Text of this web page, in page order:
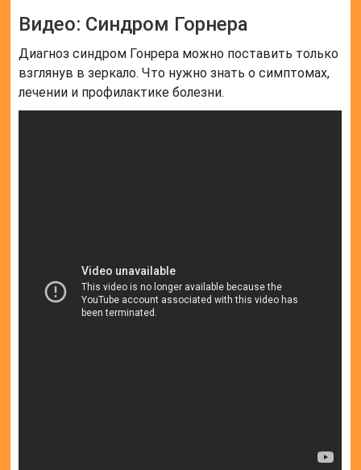
Видео: Синдром Горнера
Диагноз синдром Гонрера можно поставить только
взглянув в зеркало. Что нужно знать о симптомах,
лечении и профилактике болезни.